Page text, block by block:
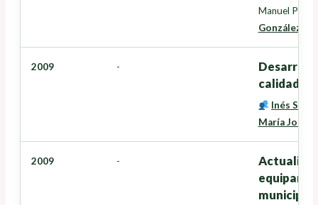
Manuel Pérez
González
2009 -
calidad
Inés
María José
2009 -
municipios